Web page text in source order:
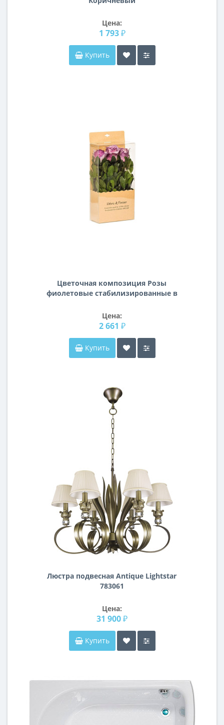
Цена:
1 793 ₽
Купить
Цветочная композиция Розы
фиолетовые стабилизированные в
Цена:
2 661 ₽
Купить
Люстра подвесная Antique Lightstar
783061
Цена:
31 900 ₽
Купить